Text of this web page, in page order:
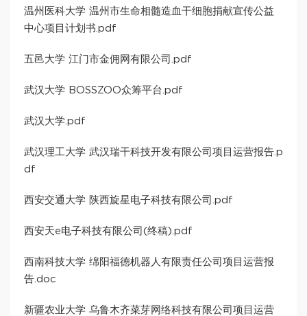
温州医科大学 温州市生命相髓造血干细胞捐献宣传公益
中心项目计划书.pdf
五邑大学 江门市金佣网有限公司.pdf
武汉大学 BOSSZOO众筹平台.pdf
武汉大学.pdf
武汉理工大学 武汉瑞干科技开发有限公司项目运营报告.p
df
西安交通大学 陕西旋星电子科技有限公司.pdf
西安天e电子科技有限公司(终稿).pdf
西南科技大学 绵阳福德机器人有限责任公司项目运营报
告.doc
新疆农业大学 乌鲁木齐菜芽网络科技有限公司项目运营